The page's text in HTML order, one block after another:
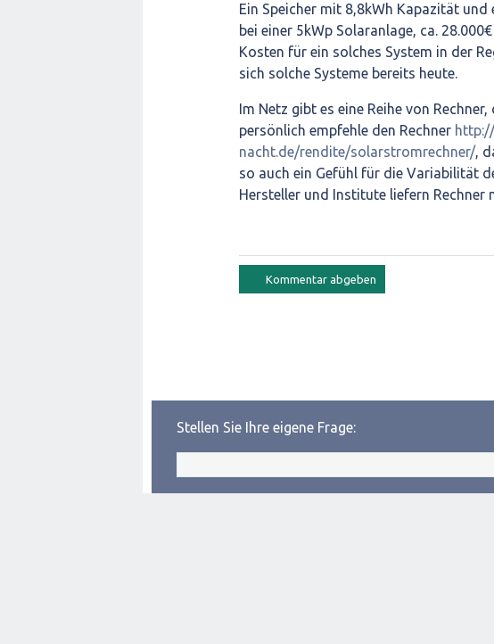
Ein Speicher mit 8,8kWh Kapazität
bei einer 5kWp Solaranlage, ca.
Kosten für ein solches System in der
sich solche Systeme bereits heute.
Im Netz gibt es eine Reihe von
persönlich empfehle den Rechner
nacht.de/rendite/solarstromrechner/,
so auch ein Gefühl für die Variabilität
Hersteller und Institute liefern Rechner
Stellen Sie Ihre eigene Frage: